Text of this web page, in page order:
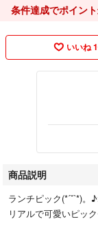
条件達成でポイン
いいね
商品説明
ランチピック(*ˊ˘ˋ*)。
リアルで可愛いピッ